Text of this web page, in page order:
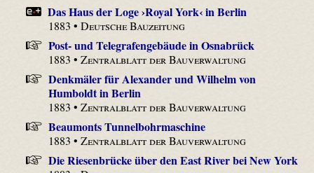
Das Haus der Loge ›Royal York‹ in Berlin
1883 •Deutsche Bauzeitung
Post- und Telegrafengebäude in Osnabrück
1883 •Zentralblatt der Bauverwaltung
Denkmäler für Alexander und Wilhelm von
Humboldt in Berlin
1883 •Zentralblatt der Bauverwaltung
Beaumonts Tunnelbohrmaschine
1883 •Zentralblatt der Bauverwaltung
Die Riesenbrücke über den East River bei New York